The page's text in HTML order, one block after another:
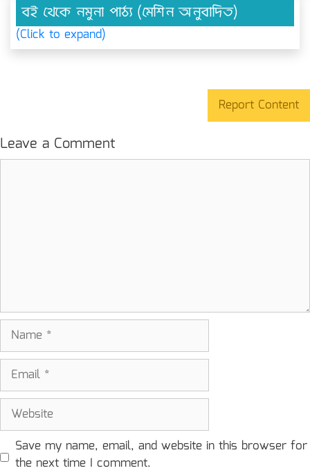
বই থেকে নমুনা পাঠ্য (মেশিন অনুবাদিত)
(Click to expand)
Report Content
Leave a Comment
Name
Email
Website
Save my name, email, and website in this browser for
the next time I comment.